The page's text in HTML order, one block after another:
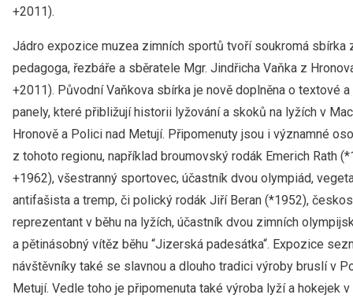
+2011).
Jádro expozice muzea zimních sportů tvoří soukromá sbírka
pedagoga, řezbáře a sběratele Mgr. Jindřicha Vaňka z
+2011). Původní Vaňkova sbírka je nově doplněna o textové
panely, které přibližují historii lyžování a skoků na lyžích v
Hronově a Polici nad Metují. Připomenuty jsou i významné
z tohoto regionu, například broumovský rodák Emerich Rath
+1962), všestranný sportovec, účastník dvou olympiád,
antifašista a tremp, či polický rodák Jiří Beran (*1952),
reprezentant v běhu na lyžích, účastník dvou zimních
a pětinásobný vítěz běhu “Jizerská padesátka“. Expozice
návštěvníky také se slavnou a dlouho tradici výroby bruslí v
Metují. Vedle toho je připomenuta také výroba lyží a hokejek v